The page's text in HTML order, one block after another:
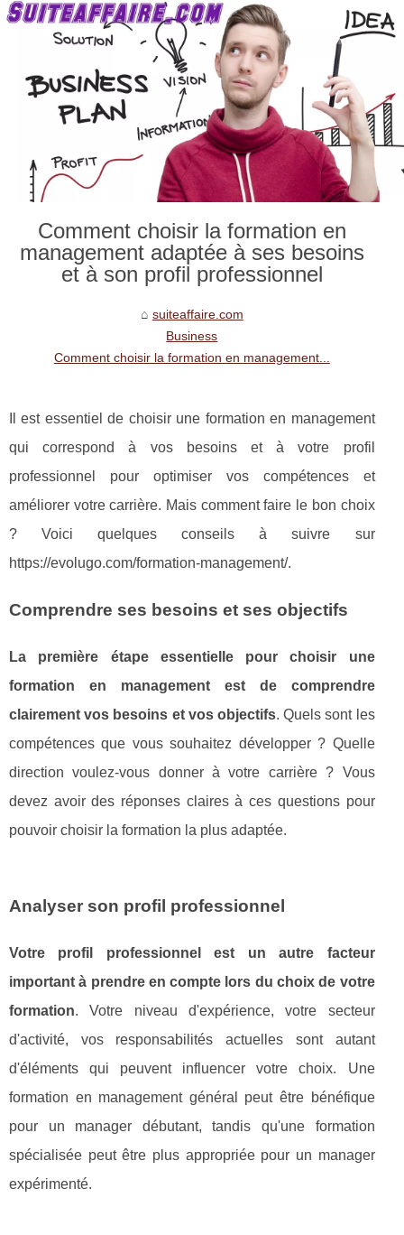
Comment choisir la formation en
management adaptée à ses besoins
et à son profil professionnel
suiteaffaire.com
Business
Comment choisir la formation en management...
Il est essentiel de choisir une formation en management
qui correspond à vos besoins et à votre profil
professionnel pour optimiser vos compétences et
améliorer votre carrière. Mais comment faire le bon choix
? Voici quelques conseils à suivre sur
https://evolugo.com/formation-management/.
Comprendre ses besoins et ses objectifs
La première étape essentielle pour choisir une
formation en management est de comprendre
clairement vos besoins et vos objectifs. Quels sont les
compétences que vous souhaitez développer ? Quelle
direction voulez-vous donner à votre carrière ? Vous
devez avoir des réponses claires à ces questions pour
pouvoir choisir la formation la plus adaptée.
Analyser son profil professionnel
Votre profil professionnel est un autre facteur
important à prendre en compte lors du choix de votre
formation. Votre niveau d'expérience, votre secteur
d'activité, vos responsabilités actuelles sont autant
d'éléments qui peuvent influencer votre choix. Une
formation en management général peut être bénéfique
pour un manager débutant, tandis qu'une formation
spécialisée peut être plus appropriée pour un manager
expérimenté.